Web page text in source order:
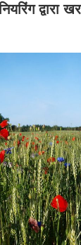
द्वारा